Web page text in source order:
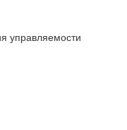
управляемости